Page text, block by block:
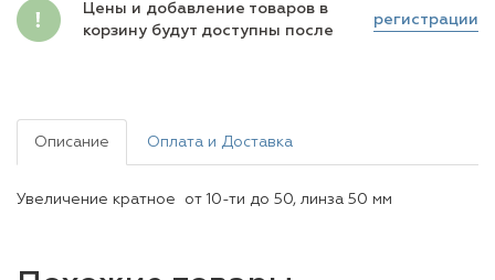
Цены и добавление товаров в
корзину будут доступны после
регистрации
Описание Оплата и Доставка
Увеличение кратное от 10-ти до 50, линза 50 мм